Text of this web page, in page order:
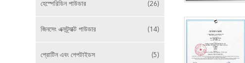
হেস্পেরিডিন পাউডার (26)
জিনসেং এক্সট্র্যাক্ট পাউডার (14)
প্রোটিন এবং পেপটাইডস (5)